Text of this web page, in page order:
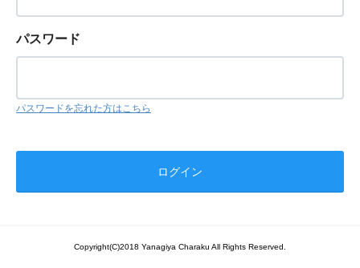
パスワード
パスワードを忘れた方はこちら
Copyright(C)2018 Yanagiya Charaku All Rights Reserved.